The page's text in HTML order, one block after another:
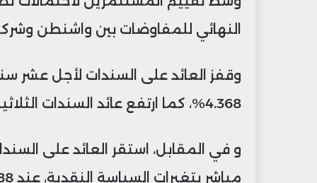
النهائي للمفاوضات بين واشنطن
4.368%، كما ارتفع عائد السندات الثلاثينية بأربعة نقاط أساس مسجلاً 4.896%.
و في المقابل، استقر العائد على
مباشر بتغيرات السياسة النقدية، عند 3.88% .